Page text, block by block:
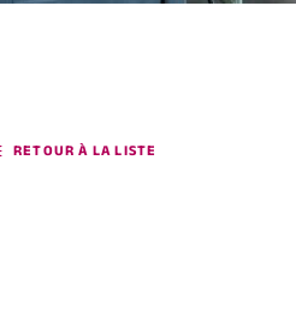
RETOUR À LA LISTE